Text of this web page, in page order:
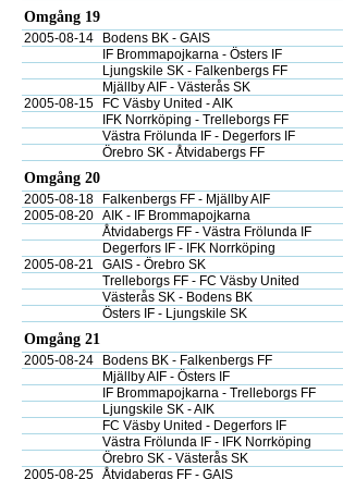
Omgång 19
2005-08-14 Bodens BK - GAIS
IF Brommapojkarna - Östers IF
Ljungskile SK - Falkenbergs FF
Mjällby AIF - Västerås SK
2005-08-15
FC Väsby United - AIK
IFK Norrköping - Trelleborgs FF
Västra Frölunda IF - Degerfors IF
Örebro SK - Åtvidabergs FF
Omgång 20
2005-08-18 Falkenbergs FF - Mjällby AIF
2005-08-20 AIK - IF Brommapojkarna
Åtvidabergs FF - Västra Frölunda IF
Degerfors IF - IFK Norrköping
2005-08-21
GAIS - Örebro SK
Trelleborgs FF - FC Väsby United
Västerås SK - Bodens BK
Östers IF - Ljungskile SK
Omgång 21
2005-08-24 Bodens BK - Falkenbergs FF
Mjällby AIF - Östers IF
IF Brommapojkarna - Trelleborgs FF
Ljungskile SK - AIK
FC Väsby United - Degerfors IF
Västra Frölunda IF - IFK Norrköping
Örebro SK - Västerås SK
2005-08-25 Åtvidabergs FF - GAIS